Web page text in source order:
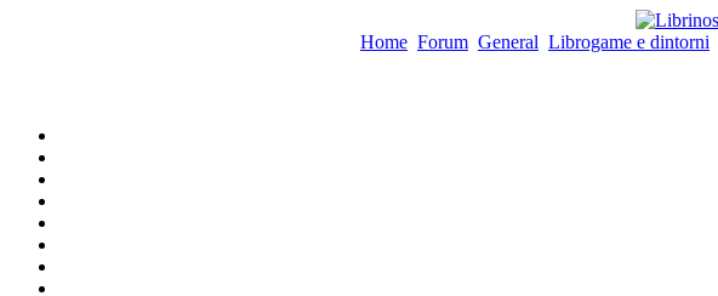
Home Forum General Librogame e dintorni